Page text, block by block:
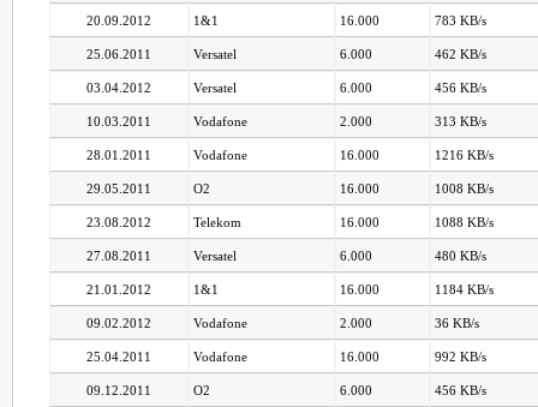
20.09.2012 1&1 16.000 783 KB/s
25.06.2011 Versatel 6.000 462 KB/s
03.04.2012 Versatel 6.000 456 KB/s
10.03.2011 Vodafone 2.000 313 KB/s
28.01.2011 Vodafone 16.000 1216 KB/s
29.05.2011 O2 16.000 1008 KB/s
23.08.2012 Telekom 16.000 1088 KB/s
27.08.2011 Versatel 6.000 480 KB/s
21.01.2012 1&1 16.000 1184 KB/s
09.02.2012 Vodafone 2.000 36 KB/s
25.04.2011 Vodafone 16.000 992 KB/s
09.12.2011 O2 6.000 456 KB/s